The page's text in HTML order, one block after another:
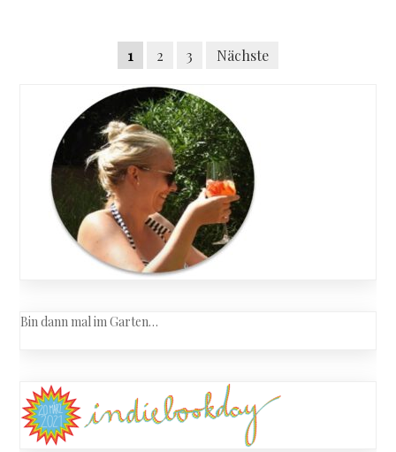
navigation
Seitennummerierung
Beiträge
1 2 3 Nächste
Bin dann mal im Garten…